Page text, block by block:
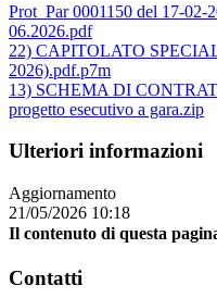
Prot_Par 0001150 del 17-02-
06.2026.pdf
22) CAPITOLATO
2026).pdf.p7m
13) SCHEMA DI
progetto esecutivo a gara.zip
Ulteriori informazioni
Aggiornamento
21/05/2026 10:18
Il contenuto di questa
Contatti